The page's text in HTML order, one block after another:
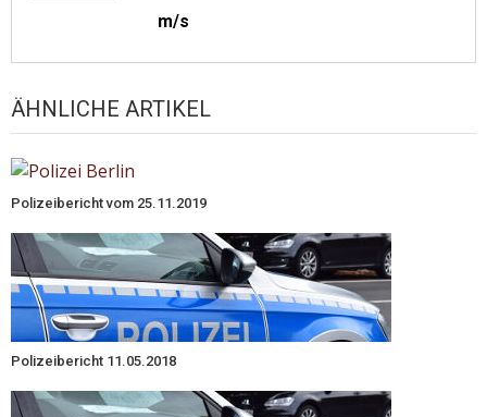
m/s
ÄHNLICHE ARTIKEL
Polizeibericht vom 25.11.2019
Polizeibericht 11.05.2018